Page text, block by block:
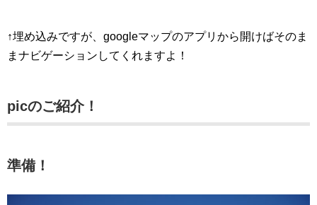
↑埋め込みですが、googleマップのアプリから開けばそのま
まナビゲーションしてくれますよ！
picのご紹介！
準備！